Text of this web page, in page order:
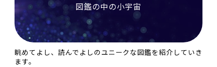
図鑑の中の小宇宙
眺めてよし、読んでよしのユニークな図鑑を紹介していき
ます。